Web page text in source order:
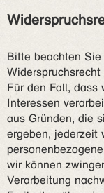
Bitte beachten
Widerspruchsrecht
Für den Fall, dass
Interessen
aus Gründen, die
ergeben, jederzeit
wir können
Verarbeitung